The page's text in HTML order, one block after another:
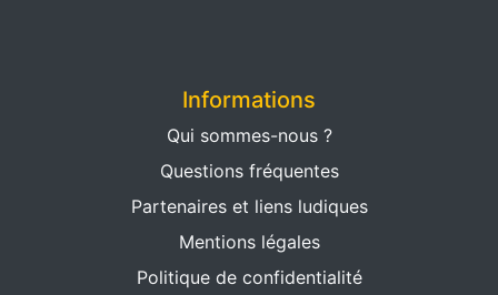
Informations
Qui sommes-nous ?
Questions fréquentes
Partenaires et liens ludiques
Mentions légales
Politique de confidentialité